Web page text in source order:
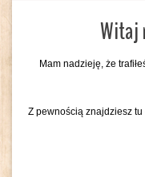
Witaj
Mam nadzieję, że
Z pewnością znajdziesz